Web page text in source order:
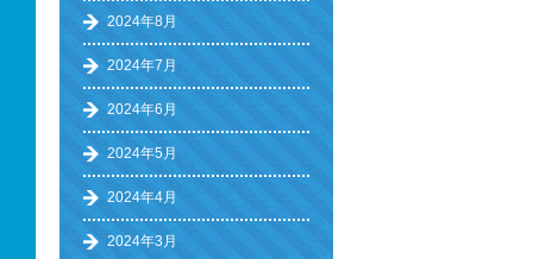
2024年8月
2024年7月
2024年6月
2024年5月
2024年4月
2024年3月